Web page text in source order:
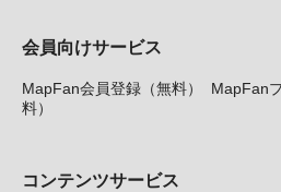
会員向けサービス
MapFan会員登録（無料）
MapFan
料）
コンテンツサービス